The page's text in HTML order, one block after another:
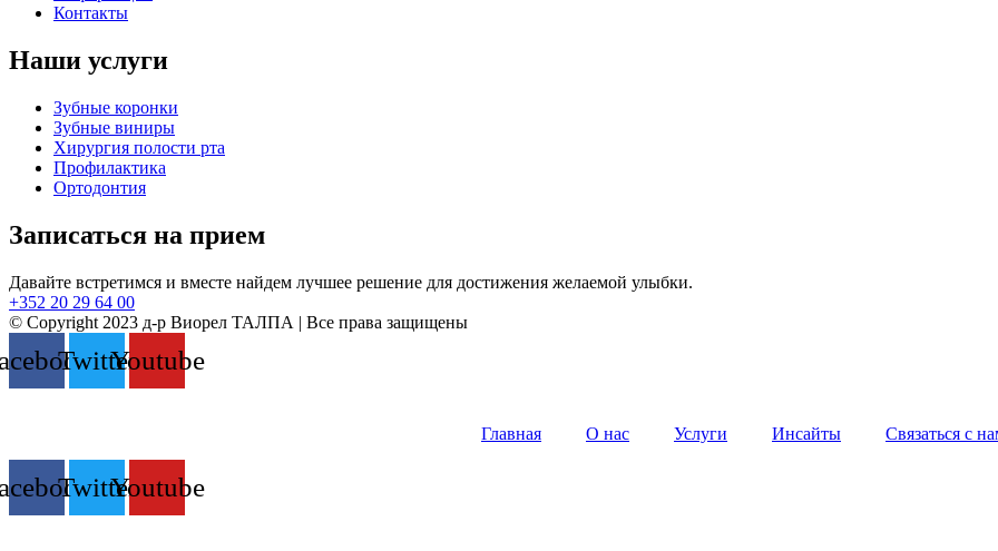
Контакты
Наши услуги
Зубные коронки
Зубные виниры
Хирургия полости рта
Профилактика
Ортодонтия
Записаться на прием
Давайте встретимся и вместе найдем лучшее решение для достижения желаемой улыбки.
+352 20 29 64 00
© Copyright 2023 д-р Виорел ТАЛПА | Все права защищены
TwitterYoutube
Главная О нас Услуги Инсайты Связаться с
TwitterYoutube